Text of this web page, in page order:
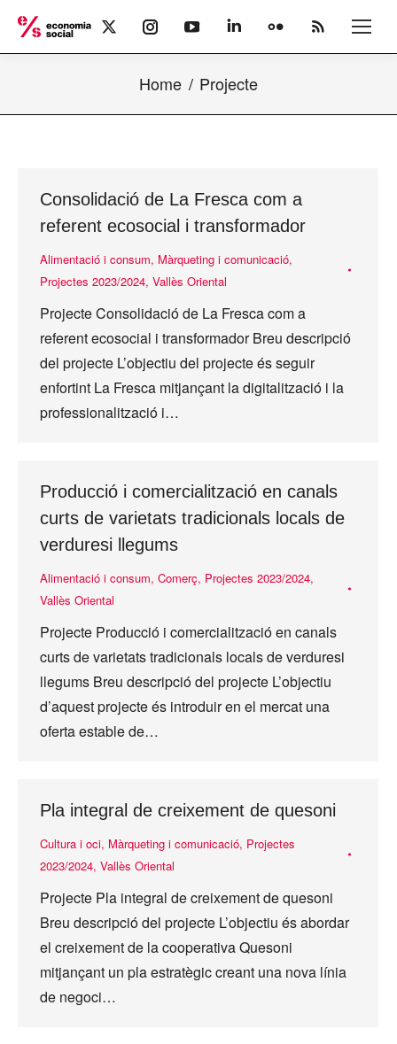
X
page
window
Instagram
page
in
window
YouTube
page
in
window
Linkedin
page
in
window
Flickr
page
window
Rss
page
window
Home Projecte
Consolidació de La Fresca com a
referent ecosocial i transformador
Alimentació i consum, Màrqueting i comunicació,
Projectes 2023/2024, Vallès Oriental
Projecte Consolidació de La Fresca com a
referent ecosocial i transformador Breu descripció
del projecte L’objectiu del projecte és seguir
enfortint La Fresca mitjançant la digitalització i la
professionalització i…
Producció i comercialització en canals
curts de varietats tradicionals locals de
verduresi llegums
Alimentació i consum, Comerç, Projectes 2023/2024,
Vallès Oriental
Projecte Producció i comercialització en canals
curts de varietats tradicionals locals de verduresi
llegums Breu descripció del projecte L’objectiu
d’aquest projecte és introduir en el mercat una
oferta estable de…
Pla integral de creixement de quesoni
Cultura i oci, Màrqueting i comunicació, Projectes
2023/2024, Vallès Oriental
Projecte Pla integral de creixement de quesoni
Breu descripció del projecte L’objectiu és abordar
el creixement de la cooperativa Quesoni
mitjançant un pla estratègic creant una nova línia
de negoci…